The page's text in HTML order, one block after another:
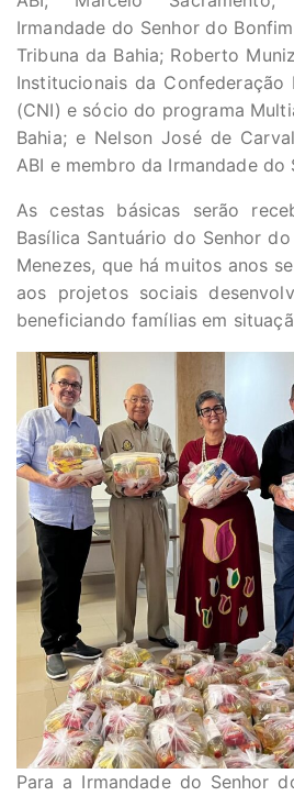
Irmandade do Senhor do
Tribuna da Bahia; Roberto
Institucionais da Confederação
(CNI) e sócio do programa
Bahia; e Nelson José de
ABI e membro da Irmandade do
As cestas básicas serão
Basílica Santuário do Senhor
Menezes, que há muitos anos
aos projetos sociais
beneficiando famílias em
Para a Irmandade do Senhor